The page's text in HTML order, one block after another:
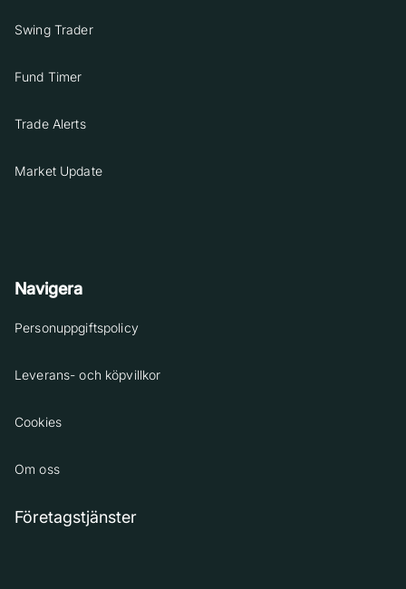
Swing Trader
Fund Timer
Trade Alerts
Market Update
Navigera
Personuppgiftspolicy
Leverans- och köpvillkor
Cookies
Om oss
Företagstjänster